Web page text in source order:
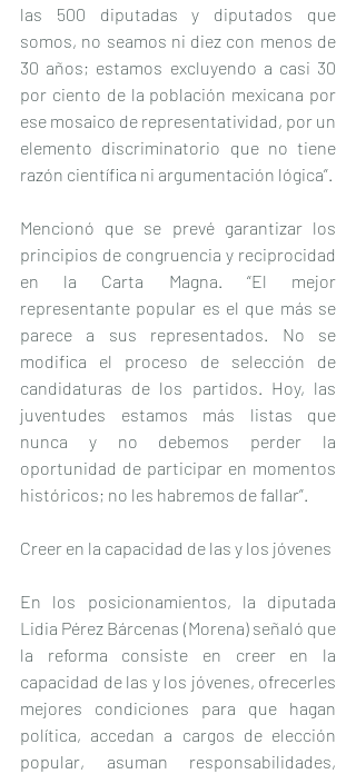
las 500 diputadas y diputados que
somos, no seamos ni diez con menos de
30 años; estamos excluyendo a casi 30
por ciento de la población mexicana por
ese mosaico de representatividad, por un
elemento discriminatorio que no tiene
razón científica ni argumentación lógica”.
Mencionó que se prevé garantizar los
principios de congruencia y reciprocidad
en la Carta Magna. “El mejor
representante popular es el que más se
parece a sus representados. No se
modifica el proceso de selección de
candidaturas de los partidos. Hoy, las
juventudes estamos más listas que
nunca y no debemos perder la
oportunidad de participar en momentos
históricos; no les habremos de fallar”.
Creer en la capacidad de las y los jóvenes
En los posicionamientos, la diputada
Lidia Pérez Bárcenas (Morena) señaló que
la reforma consiste en creer en la
capacidad de las y los jóvenes, ofrecerles
mejores condiciones para que hagan
política, accedan a cargos de elección
popular, asuman responsabilidades,